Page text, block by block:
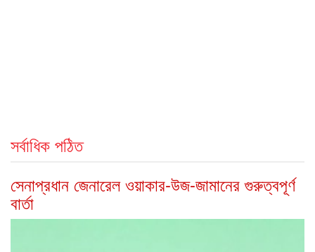
সর্বাধিক পঠিত
সেনাপ্রধান জেনারেল ওয়াকার-উজ-জামানের গুরুত্বপূর্ণ
বার্তা